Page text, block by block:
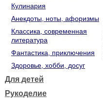
Кулинария
Анекдоты, ноты, афоризмы
Классика, современная
литература
Фантастика, приключения
Здоровье, хобби, досуг
Для детей
Рукоделие